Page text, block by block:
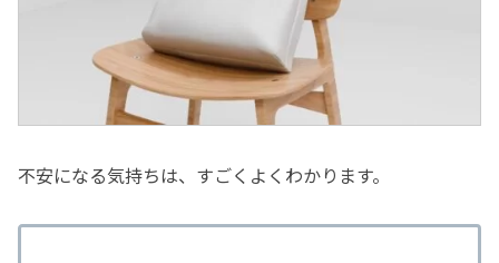
不安になる気持ちは、すごくよくわかります。